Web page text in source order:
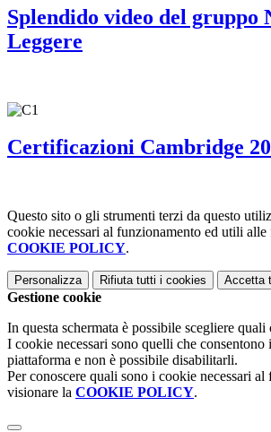
Splendido video del gruppo
Leggere
Certificazioni Cambridge
Questo sito o gli strumenti terzi da questo
cookie necessari al funzionamento ed utili
COOKIE POLICY.
Personalizza Rifiuta tutti i cookies Accetta
Gestione cookie
In questa schermata è possibile scegliere
I cookie necessari sono quelli che
piattaforma e non è possibile disabilitarli.
Per conoscere quali sono i cookie necessari
visionare la COOKIE POLICY.